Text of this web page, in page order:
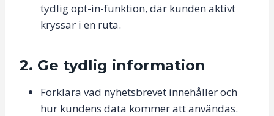
tydlig opt-in-funktion, där kunden aktivt
kryssar i en ruta.
2. Ge tydlig information
Förklara vad nyhetsbrevet innehåller och
hur kundens data kommer att användas.